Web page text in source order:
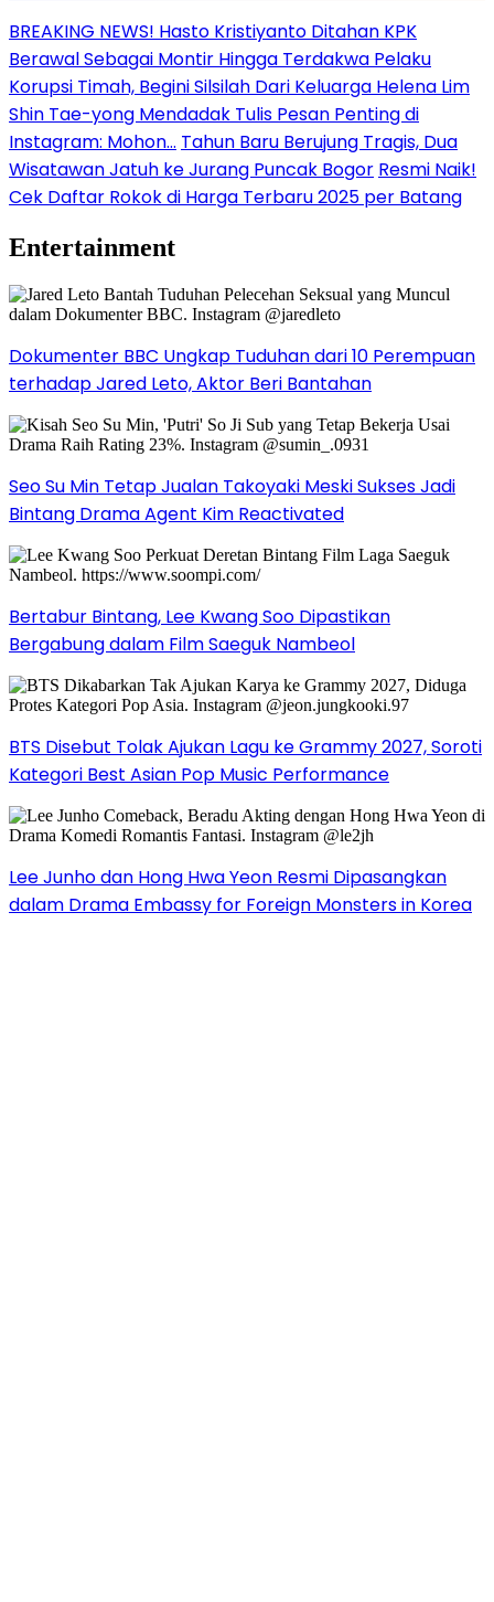
BREAKING NEWS! Hasto Kristiyanto Ditahan KPK
Berawal Sebagai Montir Hingga Terdakwa Pelaku
Korupsi Timah, Begini Silsilah Dari Keluarga Helena Lim
Shin Tae-yong Mendadak Tulis Pesan Penting di
Instagram: Mohon… Tahun Baru Berujung Tragis, Dua
Wisatawan Jatuh ke Jurang Puncak Bogor Resmi Naik!
Cek Daftar Rokok di Harga Terbaru 2025 per Batang
Entertainment
Dokumenter BBC Ungkap Tuduhan dari 10 Perempuan
terhadap Jared Leto, Aktor Beri Bantahan
Seo Su Min Tetap Jualan Takoyaki Meski Sukses Jadi
Bintang Drama Agent Kim Reactivated
Bertabur Bintang, Lee Kwang Soo Dipastikan
Bergabung dalam Film Saeguk Nambeol
BTS Disebut Tolak Ajukan Lagu ke Grammy 2027, Soroti
Kategori Best Asian Pop Music Performance
Lee Junho dan Hong Hwa Yeon Resmi Dipasangkan
dalam Drama Embassy for Foreign Monsters in Korea